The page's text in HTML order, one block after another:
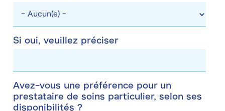
Si oui, veuillez préciser
Avez-vous une préférence pour un
prestataire de soins particulier, selon ses
disponibilités ?